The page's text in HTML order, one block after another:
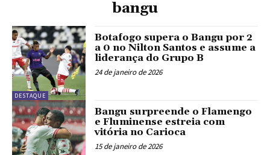
bangu
DESTAQUE
Botafogo supera o Bangu por 2
a 0 no Nilton Santos e assume a
liderança do Grupo B
24 de janeiro de 2026
Bangu surpreende o Flamengo
e Fluminense estreia com
vitória no Carioca
15 de janeiro de 2026